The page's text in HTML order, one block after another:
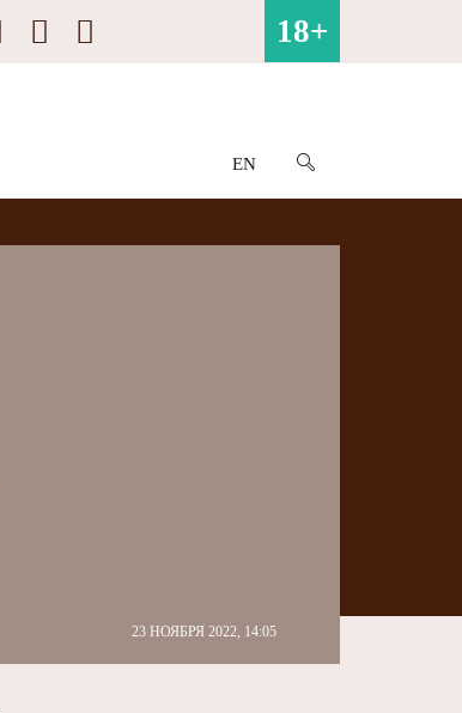
18+
EN
23 НОЯБРЯ 2022, 14:05